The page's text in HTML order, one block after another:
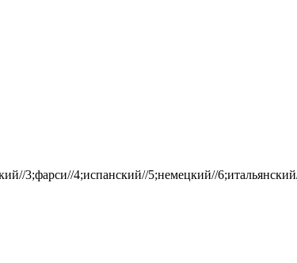
3;фарси//4;испанский//5;немецкий//